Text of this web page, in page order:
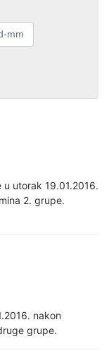
utorak 19.01.2016.
2. grupe.
nakon
grupe.